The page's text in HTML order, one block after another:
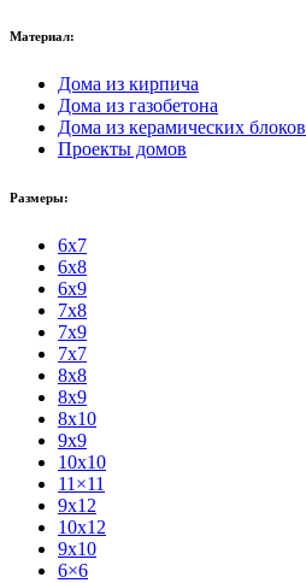
Материал:
Дома из кирпича
Дома из газобетона
Дома из керамических блоков
Проекты домов
Размеры:
6x7
6x8
6x9
7x8
7x9
7x7
8x8
8x9
8x10
9x9
10x10
11×11
9x12
10x12
9x10
6×6